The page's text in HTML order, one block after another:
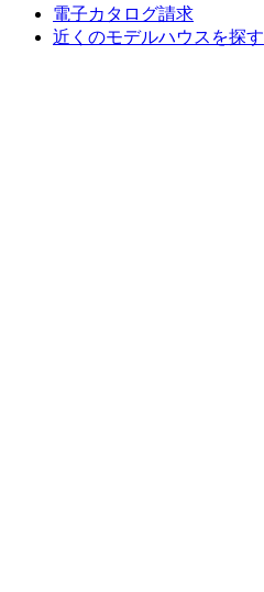
電子カタログ請求
近くのモデルハウスを探す